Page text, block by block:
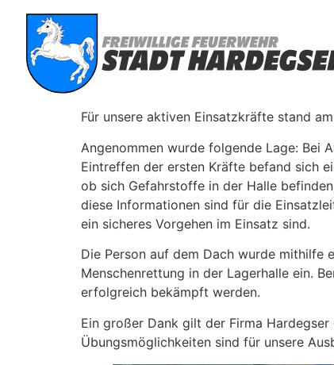
Für unsere aktiven Einsatzkräfte stand
Angenommen wurde folgende Lage: Bei
Eintreffen der ersten Kräfte befand sich
ob sich Gefahrstoffe in der Halle
diese Informationen sind für die
ein sicheres Vorgehen im Einsatz sind.
Die Person auf dem Dach wurde mithilfe
Menschenrettung in der Lagerhalle ein.
erfolgreich bekämpft werden.
Ein großer Dank gilt der Firma
Übungsmöglichkeiten sind für unsere